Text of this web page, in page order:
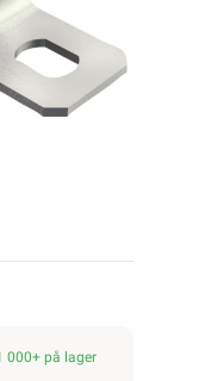
000+ på lager